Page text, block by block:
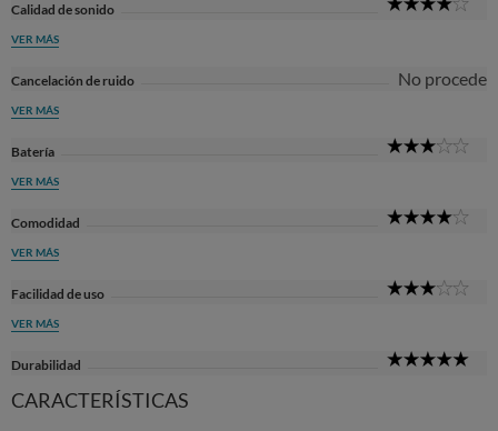
Calidad de sonido
VER MÁS
Cancelación de ruido No procede
VER MÁS
Batería
VER MÁS
Comodidad
VER MÁS
Facilidad de uso
VER MÁS
Durabilidad
CARACTERÍSTICAS